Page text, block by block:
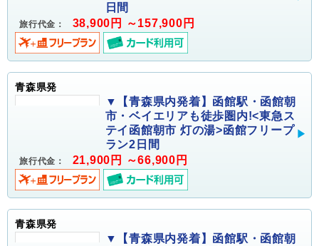
日間
旅行代金： 38,900円 ～157,900円
青森県発
▼【青森県内発着】函館駅・函館朝
市・ベイエリアも徒歩圏内!<東急ス
テイ函館朝市 灯の湯>函館フリープ
ラン2日間
旅行代金： 21,900円 ～66,900円
青森県発
▼【青森県内発着】函館駅・函館朝